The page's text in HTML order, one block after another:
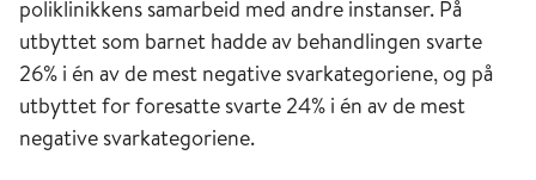
poliklinikkens samarbeid med andre instanser. På
utbyttet som barnet hadde av behandlingen svarte
26% i én av de mest negative svarkategoriene, og på
utbyttet for foresatte svarte 24% i én av de mest
negative svarkategoriene.